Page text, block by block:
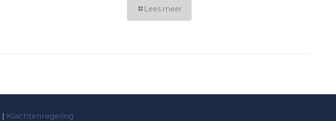
Lees meer
| Klachtenregeling